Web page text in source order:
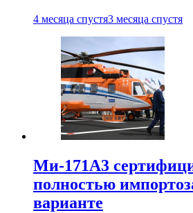
4 месяца спустя3 месяца спустя
Ми-171А3
полностью
варианте